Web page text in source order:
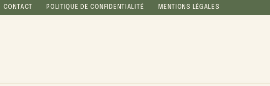
CONTACT POLITIQUE DE CONFIDENTIALITÉ MENTIONS LÉGALES